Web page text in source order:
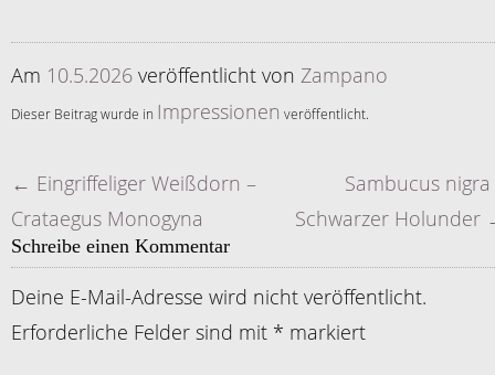
Am 10.5.2026 veröffentlicht von Zampano
Dieser Beitrag wurde in Impressionen veröffentlicht.
Artikelnavigation
← Eingriffeliger Weißdorn –
Crataegus Monogyna
Sambucus nigra
Schwarzer Holunder
Schreibe einen Kommentar
Deine E-Mail-Adresse wird nicht veröffentlicht.
Erforderliche Felder sind mit * markiert